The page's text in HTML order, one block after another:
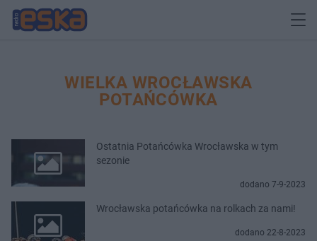
WIELKA WROCŁAWSKA
POTAŃCÓWKA
Ostatnia Potańcówka Wrocławska w tym
sezonie
dodano 7-9-2023
Wrocławska potańcówka na rolkach za nami!
dodano 22-8-2023